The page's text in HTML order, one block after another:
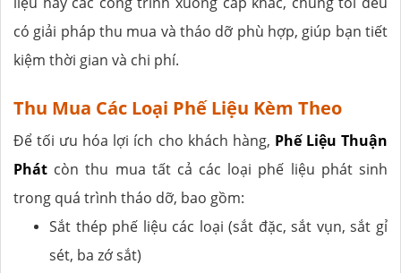
có giải pháp thu mua và tháo dỡ phù hợp, giúp bạn tiết
kiệm thời gian và chi phí.
Thu Mua Các Loại Phế Liệu Kèm Theo
Để tối ưu hóa lợi ích cho khách hàng, Phế Liệu Thuận
Phát còn thu mua tất cả các loại phế liệu phát sinh
trong quá trình tháo dỡ, bao gồm:
Sắt thép phế liệu các loại (sắt đặc, sắt vụn, sắt gỉ
sét, ba zớ sắt)